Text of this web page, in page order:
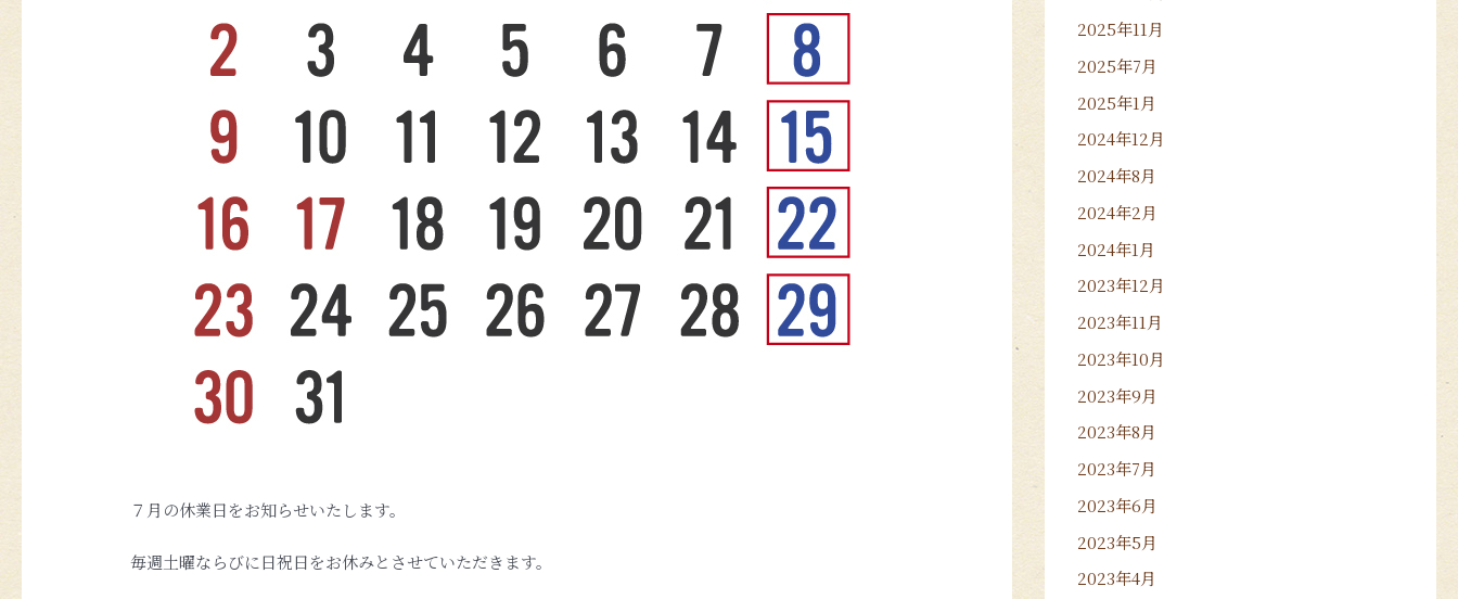
７月の休業日をお知らせいたします。
毎週土曜ならびに日祝日をお休みとさせていただきます。
2025年11月
2025年7月
2025年1月
2024年12月
2024年8月
2024年2月
2024年1月
2023年12月
2023年11月
2023年10月
2023年9月
2023年8月
2023年7月
2023年6月
2023年5月
2023年4月